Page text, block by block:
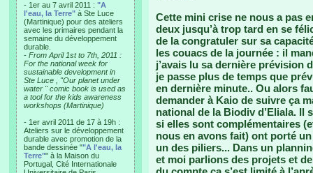
- 1er au 7 avril 2011 : "A
l'eau, la Terre" à Ste Luce
(Martinique) pour des ateliers
avec les primaires pendant la
semaine du développement
durable.
- From April 1st to 7th, 2011 :
For the national week for
sustainable development in
Ste Luce , "Our planet under
water " comic book is used as
a tool for the kids awareness
workshops (Martinique)
- 1er avril 2011 de 17 à 19h :
Ateliers sur le développement
durable avec promotion de la
bande dessinée ""A l'eau, la
Terre"" à la Maison du
Portugal, Cité Internationale
Cette mini crise ne nous a pas
deux jusqu’à trop tard en se
de la congratuler sur sa
les couacs de la journée : il
j’avais lu sa dernière prévision
je passe plus de temps que
en dernière minute.. Ou alors
demander à Kaio de suivre ça
national de la Biodiv d’Eliala. Il
si elles sont complémentaires
nous en avons fait) ont porté
un des piliers... Dans un
et moi parlions des projets et